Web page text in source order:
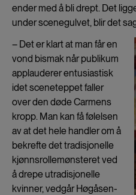
ender med å bli drept. Det
under scenegulvet, blir det
– Det er klart at man får en
vond bismak når publikum
applauderer entusiastisk
idet sceneteppet faller
over den døde Carmens
kropp. Man kan få følelsen
av at det hele handler om å
bekrefte det tradisjonelle
kjønnsrollemønsteret ved
å drepe utradisjonelle
kvinner, vedgår Høgåsen-